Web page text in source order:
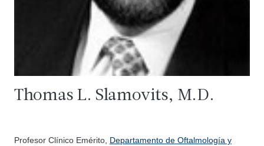
Thomas L. Slamovits, M.D.
Profesor Clínico Emérito, Departamento de Oftalmología y